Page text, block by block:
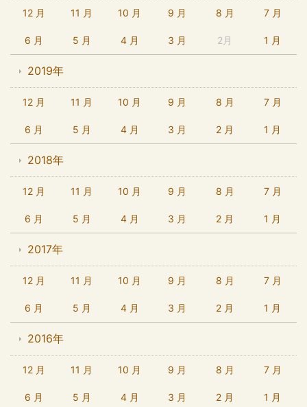
12 月 11 月 10 月 9 月 8 月 7 月
6 月 5 月 4 月 3 月 2月 1 月
2019年
12 月 11 月 10 月 9 月 8 月 7 月
6 月 5 月 4 月 3 月 2 月 1 月
2018年
12 月 11 月 10 月 9 月 8 月 7 月
6 月 5 月 4 月 3 月 2 月 1 月
2017年
12 月 11 月 10 月 9 月 8 月 7 月
6 月 5 月 4 月 3 月 2 月 1 月
2016年
12 月 11 月 10 月 9 月 8 月 7 月
6 月 5 月 4 月 3 月 2 月 1 月